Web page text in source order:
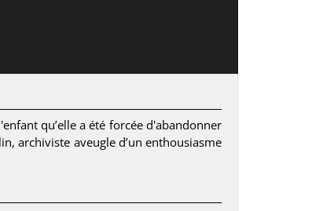
qu’elle a été forcée d'abandonner
archiviste aveugle d’un enthousiasme